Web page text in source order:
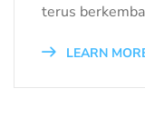
terus
LEARN